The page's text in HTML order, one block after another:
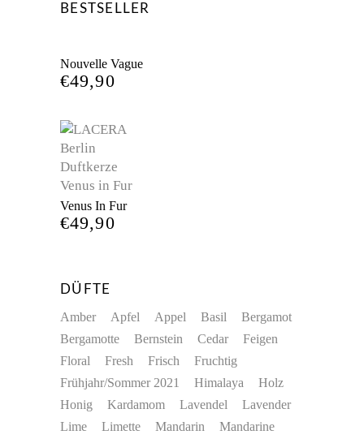
BESTSELLER
Nouvelle Vague
€49,90
Venus In Fur
€49,90
DÜFTE
Amber
Apfel Appel Basil
Bergamot
Bergamotte
Bernstein Cedar
Feigen
Floral
Fresh Frisch
Fruchtig
Frühjahr/Sommer 2021
Himalaya
Holz
Honig
Kardamom Lavendel
Lavender
Lime
Limette Mandarin
Mandarine